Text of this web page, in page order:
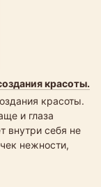
красоты.
красоты.
и глаза
внутри себя не
нежности,